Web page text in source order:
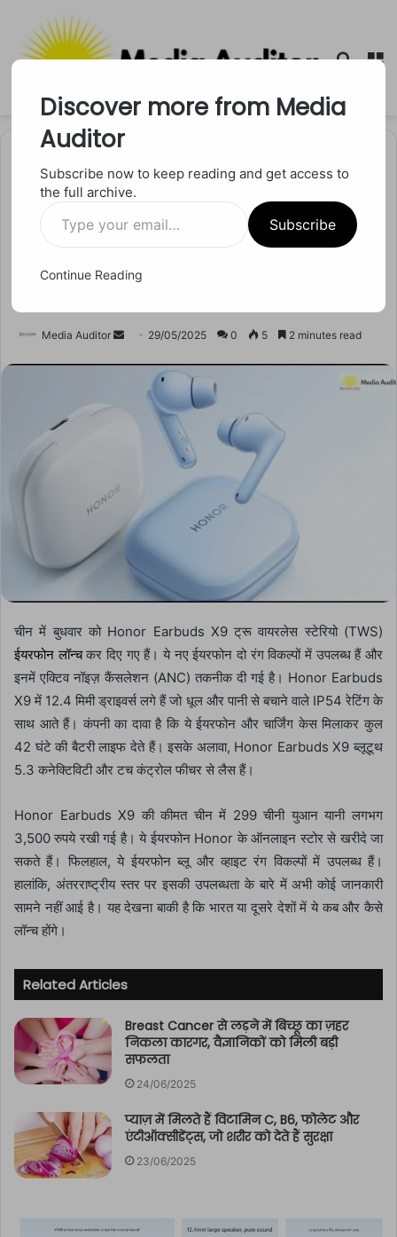
Search
लाइफस्टाइल
Touch कंट्रोल के साथ Honor
Media Auditor
Send 29/05/2025 0 5 2 minutes read
चीन में बुधवार को Honor Earbuds X9 ट्रू वायरलेस स्टेरियो (TWS)
ईयरफोन लॉन्चकर दिए गए हैं। ये नए ईयरफोन दो रंग विकल्पों में उपलब्ध हैं और
इनमें एक्टिव नॉइज़ कैंसलेशन (ANC) तकनीक दी गई है। Honor Earbuds
X9 में 12.4 मिमी ड्राइवर्स लगे हैं जो धूल और पानी से बचाने वाले IP54 रेटिंग के
साथ आते हैं। कंपनी का दावा है कि ये ईयरफोन और चार्जिंग केस मिलाकर कुल
42 घंटे की बैटरी लाइफ देते हैं। इसके अलावा, Honor Earbuds X9 ब्लूटूथ
5.3 कनेक्टिविटी और टच कंट्रोल फीचर से लैस हैं।
Honor Earbuds X9 की कीमत चीन में 299 चीनी युआन यानी लगभग
3,500 रुपये रखी गई है। ये ईयरफोन Honor के ऑनलाइन स्टोर से खरीदे जा
सकते हैं। फिलहाल, ये ईयरफोन ब्लू और व्हाइट रंग विकल्पों में उपलब्ध हैं।
हालांकि, अंतरराष्ट्रीय स्तर पर इसकी उपलब्धता के बारे में अभी कोई जानकारी
सामने नहीं आई है। यह देखना बाकी है कि भारत या दूसरे देशों में ये कब और कैसे
लॉन्च होंगे।
Related Articles
Breast Cancer से लड़ने में बिच्छू का ज़हर
निकला कारगर, वैज्ञानिकों को मिली बड़ी
सफलता
24/06/2025
प्याज़ में मिलते हैं विटामिन C, B6, फोलेट और
एंटीऑक्सीडेंट्स, जो शरीर को देते हैं सुरक्षा
23/06/2025
Discover more from Media
Auditor
Subscribe now to keep reading and get access to
the full archive.
Type
your
email…
Subscribe
Continue Reading